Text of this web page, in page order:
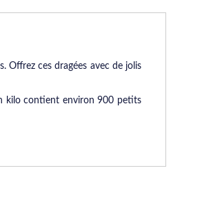
Offrez ces dragées avec de jolis
kilo contient environ 900 petits